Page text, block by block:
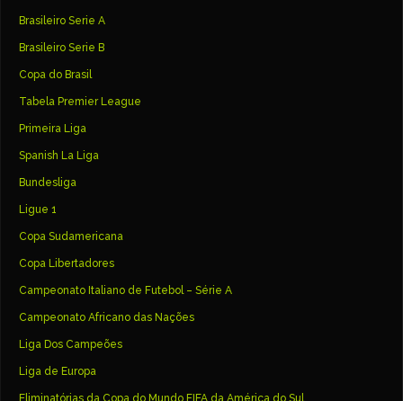
Brasileiro Serie A
Brasileiro Serie B
Copa do Brasil
Tabela Premier League
Primeira Liga
Spanish La Liga
Bundesliga
Ligue 1
Copa Sudamericana
Copa Libertadores
Campeonato Italiano de Futebol – Série A
Campeonato Africano das Nações
Liga Dos Campeões
Liga de Europa
Eliminatórias da Copa do Mundo FIFA da América do Sul